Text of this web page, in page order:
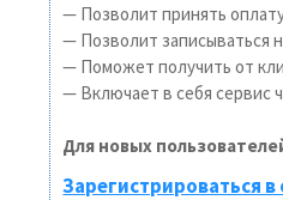
— Позволит принять
— Позволит записываться
— Поможет получить от
— Включает в себя сервис
Для новых
Зарегистрироваться в